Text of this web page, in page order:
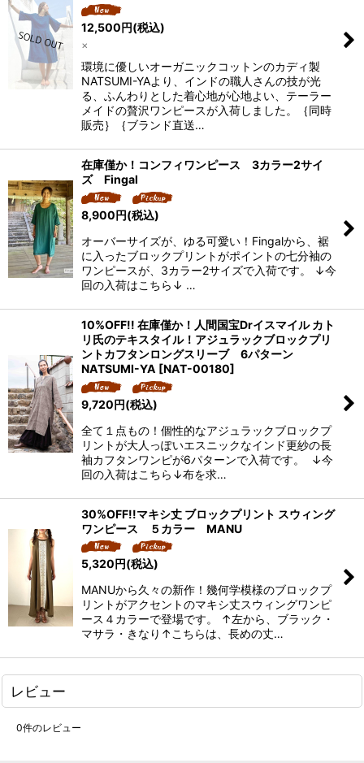
12,500円(税込)
×
環境に優しいオーガニックコットンのカディ製
NATSUMI-YAより、インドの職人さんの技が光
る、ふんわりとした着心地が心地よい、テーラー
メイドの贅沢ワンピースが入荷しました。｛同時
販売｝｛ブランド直送…
在庫僅か！コンフィワンピース 3カラー2サイ
ズ Fingal
8,900円(税込)
オーバーサイズが、ゆる可愛い！Fingalから、裾
に入ったブロックプリントがポイントの七分袖の
ワンピースが、3カラー2サイズで入荷です。 ↓今
回の入荷はこちら↓ …
10%OFF!! 在庫僅か！人間国宝Drイスマイル カト
リ氏のテキスタイル！アジュラックブロックプリ
ントカフタンロングスリーブ 6パターン
NATSUMI-YA [NAT-00180]
9,720円(税込)
全て１点もの！個性的なアジュラックブロックプ
リントが大人っぽいエスニックなインド更紗の長
袖カフタンワンピが6パターンで入荷です。 ↓今
回の入荷はこちら↓布を求…
30%OFF!!マキシ丈 ブロックプリント スウィング
ワンピース ５カラー MANU
5,320円(税込)
MANUから久々の新作！幾何学模様のブロックプ
リントがアクセントのマキシ丈スウィングワンピ
ース４カラーで登場です。 ↑左から、ブラック・
マサラ・きなり↑こちらは、長めの丈…
レビュー
0件のレビュー